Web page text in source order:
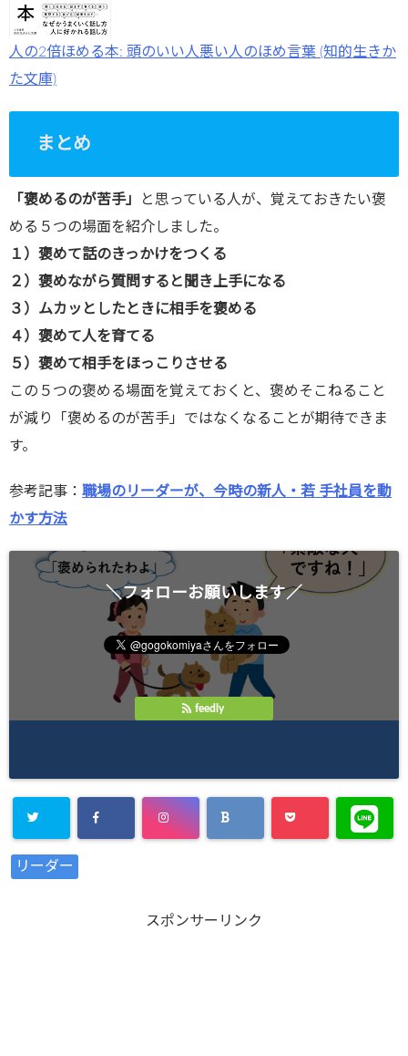
人の2倍ほめる本: 頭のいい人悪い人のほめ言葉 (知的生きか
た文庫)
まとめ
「褒めるのが苦手」
と思っている人が、覚えておきたい褒
める５つの場面を紹介しました。
１）褒めて話のきっかけをつくる
２）褒めながら質問すると聞き上手になる
３）ムカッとしたときに相手を褒める
４）褒めて人を育てる
５）褒めて相手をほっこりさせる
この５つの褒める場面を覚えておくと、褒めそこねること
が減り「褒めるのが苦手」ではなくなることが期待できま
す。
参考記事： 職場のリーダーが、今時の新人・若 手社員を動
かす方法
＼フォローお願いします／
feedly
リーダー
スポンサーリンク